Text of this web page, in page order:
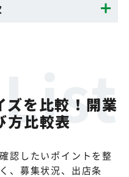
ズを比較！開業
方比較表
認したいポイントを整
、募集状況、出店条